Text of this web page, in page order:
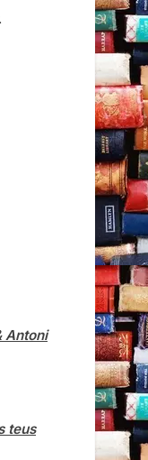
Antoni
teus